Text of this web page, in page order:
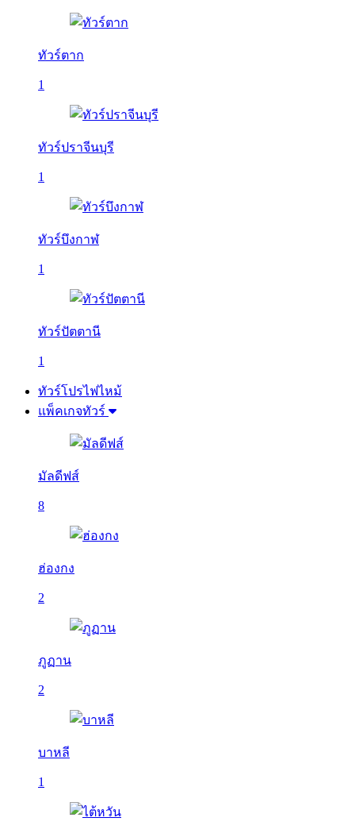
ทัวร์ตาก
1
ทัวร์ปราจีนบุรี
1
ทัวร์บึงกาฬ
1
ทัวร์ปัตตานี
1
ทัวร์โปรไฟไหม้
แพ็คเกจทัวร์
มัลดีฟส์
8
ฮ่องกง
2
ภูฏาน
2
บาหลี
1